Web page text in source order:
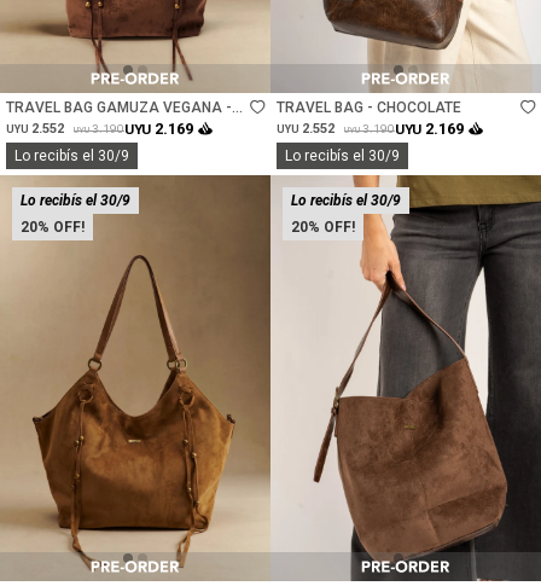
Talle
TRAVEL BAG GAMUZA VEGANA -
CHOCOLATE
UYU 2.552 UYU 3.190UYU 2.169
Lo recibís el 30/9
Talle
TRAVEL BAG - CHOCOLATE
UYU 2.552 UYU 3.190UYU 2.169
Lo recibís el 30/9
20
Lo recibís el 30/9
Talle
20
Lo recibís el 30/9
Talle